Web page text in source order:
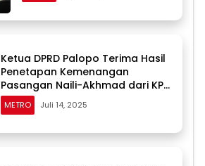
Ketua DPRD Palopo Terima Hasil
Penetapan Kemenangan
Pasangan Naili-Akhmad dari KPU
Sulsel
METRO Juli 14, 2025